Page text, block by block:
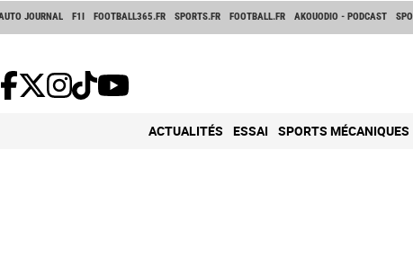
JOURNAL F1I FOOTBALL365.FR SPORTS.FR FOOTBALL.FR AKOUODIO - PODCAST
ACTUALITÉS ESSAI SPORTS MÉCANIQUES